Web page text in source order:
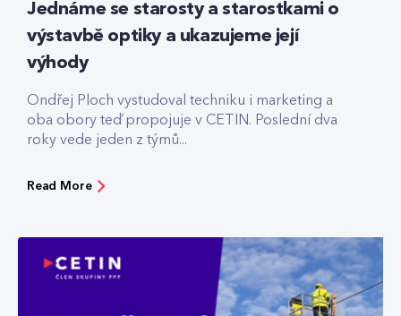
Jednáme se starosty a starostkami o
výstavbě optiky a ukazujeme její
výhody
Ondřej Ploch vystudoval techniku i marketing a
oba obory teď propojuje v CETIN. Poslední dva
roky vede jeden z týmů...
Read More